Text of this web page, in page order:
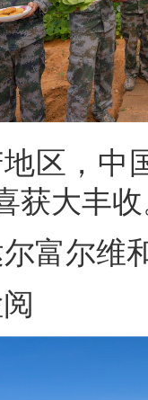
，中国
获大丰
尔维